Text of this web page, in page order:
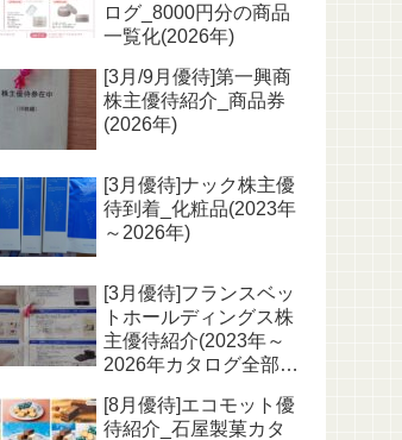
ログ_8000円分の商品
一覧化(2026年)
[3月/9月優待]第一興商
株主優待紹介_商品券
(2026年)
[3月優待]ナック株主優
待到着_化粧品(2023年
～2026年)
[3月優待]フランスベッ
トホールディングス株
主優待紹介(2023年～
2026年カタログ全部付
[8月優待]エコモット優
待紹介_石屋製菓カタ